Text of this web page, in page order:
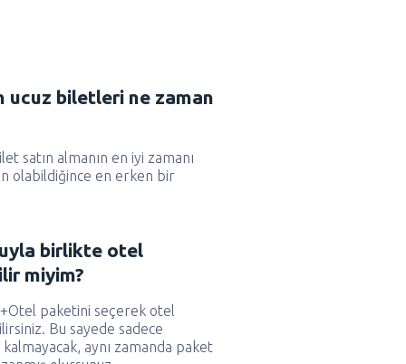
biletleri ne zaman
satın almanın en iyi zamanı
olabildiğince en erken bir
birlikte otel
miyim?
paketini seçerek otel
Bu sayede sadece
aynı zamanda paket